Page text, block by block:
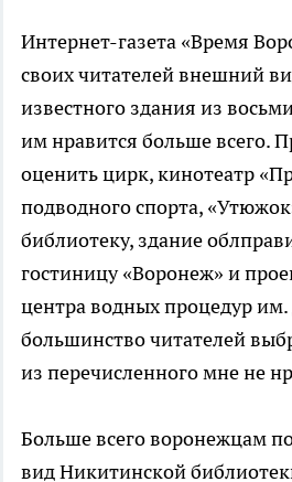
Интернет-газета «Время
своих читателей внешний
известного здания из
им нравится больше всего.
оценить цирк, кинотеатр
подводного спорта,
библиотеку, здание
гостиницу «Воронеж» и
центра водных процедур
большинство читателей
из перечисленного мне не
Больше всего воронежцам
вид Никитинской